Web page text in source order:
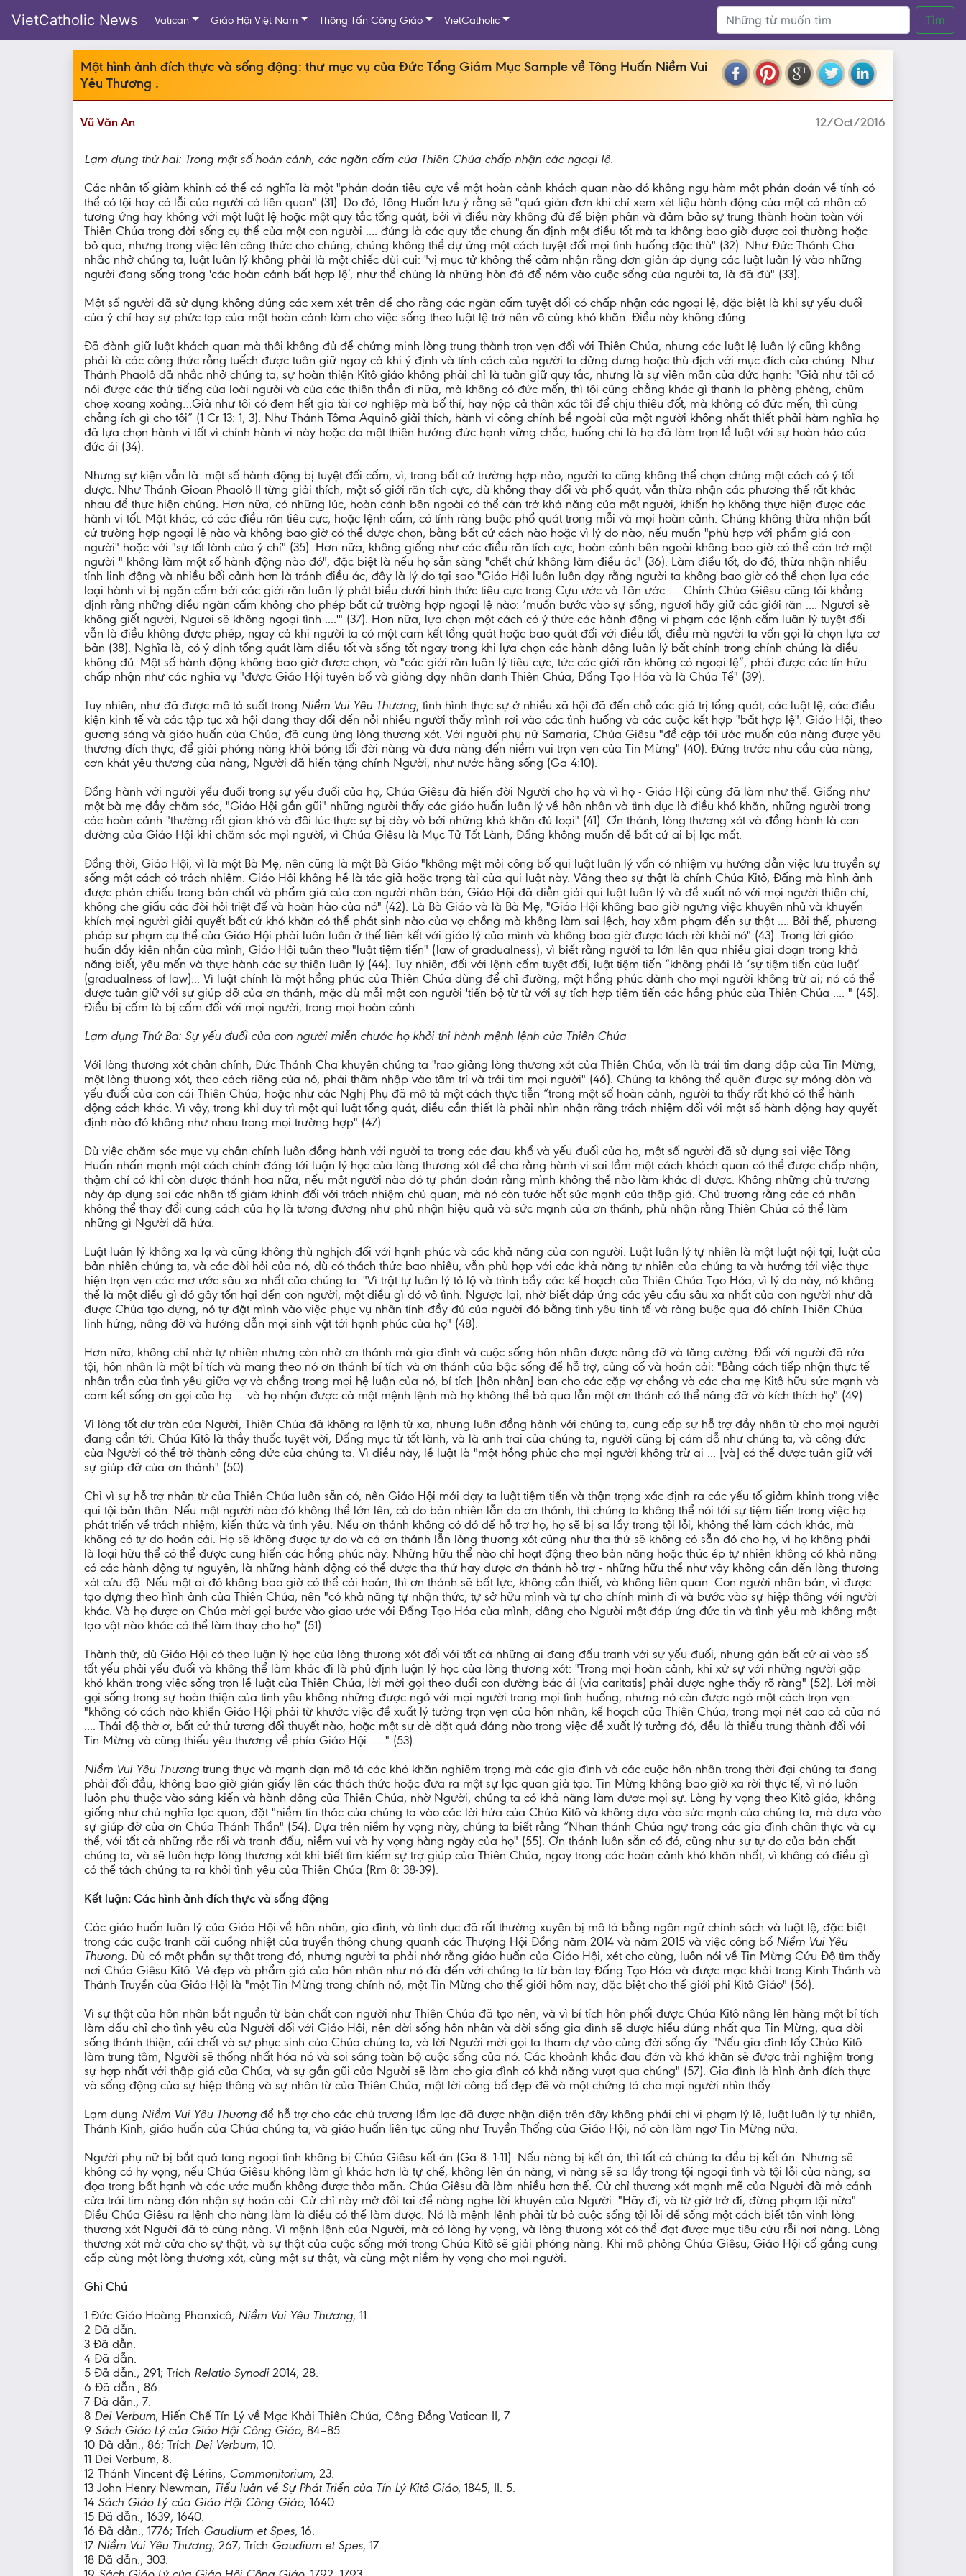
VietCatholic News Vatican Giáo Hội Việt Nam Thông Tấn Công Giáo VietCatholic Tìm
Một hình ảnh đích thực và sống động: thư mục vụ của Đức Tổng Giám Mục Sample về Tông Huấn Niềm Vui
Yêu Thương .
Vũ Văn An 12/Oct/2016
Lạm dụng thứ hai: Trong một số hoàn cảnh, các ngăn cấm của Thiên Chúa chấp nhận các ngoại lệ.
Các nhân tố giảm khinh có thể có nghĩa là một "phán đoán tiêu cực về một hoàn cảnh khách quan nào đó không ngụ hàm một phán đoán về tính có
thể có tội hay có lỗi của người có liên quan" (31). Do đó, Tông Huấn lưu ý rằng sẽ "quá giản đơn khi chỉ xem xét liệu hành động của một cá nhân có
tương ứng hay không với một luật lệ hoặc một quy tắc tổng quát, bởi vì điều này không đủ để biện phân và đảm bảo sự trung thành hoàn toàn với
Thiên Chúa trong đời sống cụ thể của một con người .... đúng là các quy tắc chung ấn định một điều tốt mà ta không bao giờ được coi thường hoặc
bỏ qua, nhưng trong việc lên công thức cho chúng, chúng không thể dự ứng một cách tuyệt đối mọi tình huống đặc thù" (32). Như Đức Thánh Cha
nhắc nhở chúng ta, luật luân lý không phải là một chiếc dùi cui: "vị mục tử không thể cảm nhận rằng đơn giản áp dụng các luật luân lý vào những
người đang sống trong 'các hoàn cảnh bất hợp lệ’, như thể chúng là những hòn đá để ném vào cuộc sống của người ta, là đã đủ" (33).
Một số người đã sử dụng không đúng các xem xét trên để cho rằng các ngăn cấm tuyệt đối có chấp nhận các ngoại lệ, đặc biệt là khi sự yếu đuối
của ý chí hay sự phức tạp của một hoàn cảnh làm cho việc sống theo luật lệ trở nên vô cùng khó khăn. Điều này không đúng.
Đã đành giữ luật khách quan mà thôi không đủ để chứng minh lòng trung thành trọn vẹn đối với Thiên Chúa, nhưng các luật lệ luân lý cũng không
phải là các công thức rỗng tuếch được tuân giữ ngay cả khi ý định và tính cách của người ta dửng dưng hoặc thù địch với mục đích của chúng. Như
Thánh Phaolô đã nhắc nhở chúng ta, sự hoàn thiện Kitô giáo không phải chỉ là tuân giữ quy tắc, nhưng là sự viên mãn của đức hạnh: "Giả như tôi có
nói được các thứ tiếng của loài người và của các thiên thần đi nữa, mà không có đức mến, thì tôi cũng chẳng khác gì thanh la phèng phèng, chũm
choẹ xoang xoảng…Giả như tôi có đem hết gia tài cơ nghiệp mà bố thí, hay nộp cả thân xác tôi để chịu thiêu đốt, mà không có đức mến, thì cũng
chẳng ích gì cho tôi” (1 Cr 13: 1, 3). Như Thánh Tôma Aquinô giải thích, hành vi công chính bề ngoài của một người không nhất thiết phải hàm nghĩa họ
đã lựa chọn hành vi tốt vì chính hành vi này hoặc do một thiên hướng đức hạnh vững chắc, huống chi là họ đã làm trọn lề luật với sự hoàn hảo của
đức ái (34).
Nhưng sự kiện vẫn là: một số hành động bị tuyệt đối cấm, vì, trong bất cứ trường hợp nào, người ta cũng không thể chọn chúng một cách có ý tốt
được. Như Thánh Gioan Phaolô II từng giải thích, một số giới răn tích cực, dù không thay đổi và phổ quát, vẫn thừa nhận các phương thế rất khác
nhau để thực hiện chúng. Hơn nữa, có những lúc, hoàn cảnh bên ngoài có thể cản trở khả năng của một người, khiến họ không thực hiện được các
hành vi tốt. Mặt khác, có các điều răn tiêu cực, hoặc lệnh cấm, có tính ràng buộc phổ quát trong mỗi và mọi hoàn cảnh. Chúng không thừa nhận bất
cứ trường hợp ngoại lệ nào và không bao giờ có thể được chọn, bằng bất cứ cách nào hoặc vì lý do nào, nếu muốn "phù hợp với phẩm giá con
người" hoặc với "sự tốt lành của ý chí" (35). Hơn nữa, không giống như các điều răn tích cực, hoàn cảnh bên ngoài không bao giờ có thể cản trở một
người " không làm một số hành động nào đó", đặc biệt là nếu họ sẵn sàng "chết chứ không làm điều ác" (36). Làm điều tốt, do đó, thừa nhận nhiều
tính linh động và nhiều bối cảnh hơn là tránh điều ác, đây là lý do tại sao "Giáo Hội luôn luôn dạy rằng người ta không bao giờ có thể chọn lựa các
loại hành vi bị ngăn cấm bởi các giới răn luân lý phát biểu dưới hình thức tiêu cực trong Cựu ước và Tân ước .... Chính Chúa Giêsu cũng tái khẳng
định rằng những điều ngăn cấm không cho phép bất cứ trường hợp ngoại lệ nào: ‘muốn bước vào sự sống, ngươi hãy giữ các giới răn .... Ngươi sẽ
không giết người, Ngươi sẽ không ngoại tình ....'" (37). Hơn nữa, lựa chọn một cách có ý thức các hành động vi phạm các lệnh cấm luân lý tuyệt đối
vẫn là điều không được phép, ngay cả khi người ta có một cam kết tổng quát hoặc bao quát đối với điều tốt, điều mà người ta vốn gọi là chọn lựa cơ
bản (38). Nghĩa là, có ý định tổng quát làm điều tốt và sống tốt ngay trong khi lựa chọn các hành động luân lý bất chính trong chính chúng là điều
không đủ. Một số hành động không bao giờ được chọn, và "các giới răn luân lý tiêu cực, tức các giới răn không có ngoại lệ”, phải được các tín hữu
chấp nhận như các nghĩa vụ "được Giáo Hội tuyên bố và giảng dạy nhân danh Thiên Chúa, Đấng Tạo Hóa và là Chúa Tể" (39).
Tuy nhiên, như đã được mô tả suốt trong Niềm Vui Yêu Thương, tình hình thực sự ở nhiều xã hội đã đến chỗ các giá trị tổng quát, các luật lệ, các điều
kiện kinh tế và các tập tục xã hội đang thay đổi đến nỗi nhiều người thấy mình rơi vào các tình huống và các cuộc kết hợp "bất hợp lệ". Giáo Hội, theo
gương sáng và giáo huấn của Chúa, đã cung ứng lòng thương xót. Với người phụ nữ Samaria, Chúa Giêsu "đề cập tới ước muốn của nàng được yêu
thương đích thực, để giải phóng nàng khỏi bóng tối đời nàng và đưa nàng đến niềm vui trọn vẹn của Tin Mừng" (40). Đứng trước nhu cầu của nàng,
cơn khát yêu thương của nàng, Người đã hiến tặng chính Người, như nước hằng sống (Ga 4:10).
Đồng hành với người yếu đuối trong sự yếu đuối của họ, Chúa Giêsu đã hiến đời Người cho họ và vì họ - Giáo Hội cũng đã làm như thế. Giống như
một bà mẹ đầy chăm sóc, "Giáo Hội gần gũi" những người thấy các giáo huấn luân lý về hôn nhân và tình dục là điều khó khăn, những người trong
các hoàn cảnh "thường rất gian khó và đôi lúc thực sự bị dày vò bởi những khó khăn đủ loại" (41). Ơn thánh, lòng thương xót và đồng hành là con
đường của Giáo Hội khi chăm sóc mọi người, vì Chúa Giêsu là Mục Tử Tốt Lành, Đấng không muốn để bất cứ ai bị lạc mất.
Đồng thời, Giáo Hội, vì là một Bà Mẹ, nên cũng là một Bà Giáo "không mệt mỏi công bố qui luật luân lý vốn có nhiệm vụ hướng dẫn việc lưu truyền sự
sống một cách có trách nhiệm. Giáo Hội không hề là tác giả hoặc trọng tài của qui luật này. Vâng theo sự thật là chính Chúa Kitô, Đấng mà hình ảnh
được phản chiếu trong bản chất và phẩm giá của con người nhân bản, Giáo Hội đã diễn giải qui luật luân lý và đề xuất nó với mọi người thiện chí,
không che giấu các đòi hỏi triệt để và hoàn hảo của nó" (42). Là Bà Giáo và là Bà Mẹ, "Giáo Hội không bao giờ ngưng việc khuyên nhủ và khuyến
khích mọi người giải quyết bất cứ khó khăn có thể phát sinh nào của vợ chồng mà không làm sai lệch, hay xâm phạm đến sự thật .... Bởi thế, phương
pháp sư phạm cụ thể của Giáo Hội phải luôn luôn ở thế liên kết với giáo lý của mình và không bao giờ được tách rời khỏi nó" (43). Trong lời giáo
huấn đầy kiên nhẫn của mình, Giáo Hội tuân theo "luật tiệm tiến" (law of gradualness), vì biết rằng người ta lớn lên qua nhiều giai đoạn trong khả
năng biết, yêu mến và thực hành các sự thiện luân lý (44). Tuy nhiên, đối với lệnh cấm tuyệt đối, luật tiệm tiến “không phải là ‘sự tiệm tiến của luật’
(gradualness of law)... Vì luật chính là một hồng phúc của Thiên Chúa dùng để chỉ đường, một hồng phúc dành cho mọi người không trừ ai; nó có thể
được tuân giữ với sự giúp đỡ của ơn thánh, mặc dù mỗi một con người 'tiến bộ từ từ với sự tích hợp tiệm tiến các hồng phúc của Thiên Chúa .... " (45).
Điều bị cấm là bị cấm đối với mọi người, trong mọi hoàn cảnh.
Lạm dụng Thứ Ba: Sự yếu đuối của con người miễn chước họ khỏi thi hành mệnh lệnh của Thiên Chúa
Với lòng thương xót chân chính, Đức Thánh Cha khuyên chúng ta "rao giảng lòng thương xót của Thiên Chúa, vốn là trái tim đang đập của Tin Mừng,
một lòng thương xót, theo cách riêng của nó, phải thâm nhập vào tâm trí và trái tim mọi người" (46). Chúng ta không thể quên được sự mỏng dòn và
yếu đuối của con cái Thiên Chúa, hoặc như các Nghị Phụ đã mô tả một cách thực tiễn “trong một số hoàn cảnh, người ta thấy rất khó có thể hành
động cách khác. Vì vậy, trong khi duy trì một qui luật tổng quát, điều cần thiết là phải nhìn nhận rằng trách nhiệm đối với một số hành động hay quyết
định nào đó không như nhau trong mọi trường hợp" (47).
Dù việc chăm sóc mục vụ chân chính luôn đồng hành với người ta trong các đau khổ và yếu đuối của họ, một số người đã sử dụng sai việc Tông
Huấn nhấn mạnh một cách chính đáng tới luận lý học của lòng thương xót để cho rằng hành vi sai lầm một cách khách quan có thể được chấp nhận,
thậm chí có khi còn được thánh hoa nữa, nếu một người nào đó tự phán đoán rằng mình không thể nào làm khác đi được. Không những chủ trương
này áp dụng sai các nhân tố giảm khinh đối với trách nhiệm chủ quan, mà nó còn tước hết sức mạnh của thập giá. Chủ trương rằng các cá nhân
không thể thay đổi cung cách của họ là tương đương như phủ nhận hiệu quả và sức mạnh của ơn thánh, phủ nhận rằng Thiên Chúa có thể làm
những gì Người đã hứa.
Luật luân lý không xa lạ và cũng không thù nghịch đối với hạnh phúc và các khả năng của con người. Luật luân lý tự nhiên là một luật nội tại, luật của
bản nhiên chúng ta, và các đòi hỏi của nó, dù có thách thức bao nhiêu, vẫn phù hợp với các khả năng tự nhiên của chúng ta và hướng tới việc thực
hiện trọn vẹn các mơ ước sâu xa nhất của chúng ta: "Vì trật tự luân lý tỏ lộ và trình bầy các kế hoạch của Thiên Chúa Tạo Hóa, vì lý do này, nó không
thể là một điều gì đó gây tổn hại đến con người, một điều gì đó vô tình. Ngược lại, nhờ biết đáp ứng các yêu cầu sâu xa nhất của con người như đã
được Chúa tạo dựng, nó tự đặt mình vào việc phục vụ nhân tính đầy đủ của người đó bằng tình yêu tinh tế và ràng buộc qua đó chính Thiên Chúa
linh hứng, nâng đỡ và hướng dẫn mọi sinh vật tới hạnh phúc của họ" (48).
Hơn nữa, không chỉ nhờ tự nhiên nhưng còn nhờ ơn thánh mà gia đình và cuộc sống hôn nhân được nâng đỡ và tăng cường. Đối với người đã rửa
tội, hôn nhân là một bí tích và mang theo nó ơn thánh bí tích và ơn thánh của bậc sống để hỗ trợ, củng cố và hoán cải: "Bằng cách tiếp nhận thực tế
nhân trần của tình yêu giữa vợ và chồng trong mọi hệ luận của nó, bí tích [hôn nhân] ban cho các cặp vợ chồng và các cha mẹ Kitô hữu sức mạnh và
cam kết sống ơn gọi của họ ... và họ nhận được cả một mệnh lệnh mà họ không thể bỏ qua lẫn một ơn thánh có thể nâng đỡ và kích thích họ" (49).
Vì lòng tốt dư tràn của Người, Thiên Chúa đã không ra lệnh từ xa, nhưng luôn đồng hành với chúng ta, cung cấp sự hỗ trợ đầy nhân từ cho mọi người
đang cần tới. Chúa Kitô là thầy thuốc tuyệt vời, Đấng mục tử tốt lành, và là anh trai của chúng ta, người cũng bị cám dỗ như chúng ta, và công đức
của Người có thể trở thành công đức của chúng ta. Vì điều này, lề luật là "một hồng phúc cho mọi người không trừ ai ... [và] có thể được tuân giữ với
sự giúp đỡ của ơn thánh" (50).
Chỉ vì sự hỗ trợ nhân từ của Thiên Chúa luôn sẵn có, nên Giáo Hội mới dạy ta luật tiệm tiến và thận trọng xác định ra các yếu tố giảm khinh trong việc
qui tội bản thân. Nếu một người nào đó không thể lớn lên, cả do bản nhiên lẫn do ơn thánh, thì chúng ta không thể nói tới sự tiệm tiến trong việc họ
phát triển về trách nhiệm, kiến thức và tình yêu. Nếu ơn thánh không có đó để hỗ trợ họ, họ sẽ bị sa lầy trong tội lỗi, không thể làm cách khác, mà
không có tự do hoán cải. Họ sẽ không được tự do và cả ơn thánh lẫn lòng thương xót cũng như tha thứ sẽ không có sẵn đó cho họ, vì họ không phải
là loại hữu thể có thể được cung hiến các hồng phúc này. Những hữu thể nào chỉ hoạt động theo bản năng hoặc thúc ép tự nhiên không có khả năng
có các hành động tự nguyện, là những hành động có thể được tha thứ hay được ơn thánh hỗ trợ - những hữu thể như vậy không cần đến lòng thương
xót cứu độ. Nếu một ai đó không bao giờ có thể cải hoán, thì ơn thánh sẽ bất lực, không cần thiết, và không liên quan. Con người nhân bản, vì được
tạo dựng theo hình ảnh của Thiên Chúa, nên "có khả năng tự nhận thức, tự sở hữu mình và tự cho chính mình đi và bước vào sự hiệp thông với người
khác. Và họ được ơn Chúa mời gọi bước vào giao ước với Đấng Tạo Hóa của mình, dâng cho Người một đáp ứng đức tin và tình yêu mà không một
tạo vật nào khác có thể làm thay cho họ" (51).
Thành thử, dù Giáo Hội có theo luận lý học của lòng thương xót đối với tất cả những ai đang đấu tranh với sự yếu đuối, nhưng gán bất cứ ai vào số
tất yếu phải yếu đuối và không thể làm khác đi là phủ định luận lý học của lòng thương xót: "Trong mọi hoàn cảnh, khi xử sự với những người gặp
khó khăn trong việc sống trọn lề luật của Thiên Chúa, lời mời gọi theo đuổi con đường bác ái (via caritatis) phải được nghe thấy rõ ràng" (52). Lời mời
gọi sống trong sự hoàn thiện của tình yêu không những được ngỏ với mọi người trong mọi tình huống, nhưng nó còn được ngỏ một cách trọn vẹn:
"không có cách nào khiến Giáo Hội phải từ khước việc đề xuất lý tưởng trọn vẹn của hôn nhân, kế hoạch của Thiên Chúa, trong mọi nét cao cả của nó
.... Thái độ thờ ơ, bất cứ thứ tương đối thuyết nào, hoặc một sự dè dặt quá đáng nào trong việc đề xuất lý tưởng đó, đều là thiếu trung thành đối với
Tin Mừng và cũng thiếu yêu thương về phía Giáo Hội .... " (53).
Niềm Vui Yêu Thương trung thực và mạnh dạn mô tả các khó khăn nghiêm trọng mà các gia đình và các cuộc hôn nhân trong thời đại chúng ta đang
phải đối đầu, không bao giờ gián giấy lên các thách thức hoặc đưa ra một sự lạc quan giả tạo. Tin Mừng không bao giờ xa rời thực tế, vì nó luôn
luôn phụ thuộc vào sáng kiến và hành động của Thiên Chúa, nhờ Người, chúng ta có khả năng làm được mọi sự. Lòng hy vọng theo Kitô giáo, không
giống như chủ nghĩa lạc quan, đặt "niềm tín thác của chúng ta vào các lời hứa của Chúa Kitô và không dựa vào sức mạnh của chúng ta, mà dựa vào
sự giúp đỡ của ơn Chúa Thánh Thần" (54). Dựa trên niềm hy vọng này, chúng ta biết rằng “Nhan thánh Chúa ngự trong các gia đình chân thực và cụ
thể, với tất cả những rắc rối và tranh đấu, niềm vui và hy vọng hàng ngày của họ" (55). Ơn thánh luôn sẵn có đó, cũng như sự tự do của bản chất
chúng ta, và sẽ luôn hợp lòng thương xót khi biết tìm kiếm sự trợ giúp của Thiên Chúa, ngay trong các hoàn cảnh khó khăn nhất, vì không có điều gì
có thể tách chúng ta ra khỏi tình yêu của Thiên Chúa (Rm 8: 38-39).
Kết luận: Các hình ảnh đích thực và sống động
Các giáo huấn luân lý của Giáo Hội về hôn nhân, gia đình, và tình dục đã rất thường xuyên bị mô tả bằng ngôn ngữ chính sách và luật lệ, đặc biệt
trong các cuộc tranh cãi cuồng nhiệt của truyền thông chung quanh các Thượng Hội Đồng năm 2014 và năm 2015 và việc công bố Niềm Vui Yêu
Thương. Dù có một phần sự thật trong đó, nhưng người ta phải nhớ rằng giáo huấn của Giáo Hội, xét cho cùng, luôn nói về Tin Mừng Cứu Độ tìm thấy
nơi Chúa Giêsu Kitô. Vẻ đẹp và phẩm giá của hôn nhân như nó đã đến với chúng ta từ bàn tay Đấng Tạo Hóa và được mạc khải trong Kinh Thánh và
Thánh Truyền của Giáo Hội là "một Tin Mừng trong chính nó, một Tin Mừng cho thế giới hôm nay, đặc biệt cho thế giới phi Kitô Giáo" (56).
Vì sự thật của hôn nhân bắt nguồn từ bản chất con người như Thiên Chúa đã tạo nên, và vì bí tích hôn phối được Chúa Kitô nâng lên hàng một bí tích
làm dấu chỉ cho tình yêu của Người đối với Giáo Hội, nên đời sống hôn nhân và đời sống gia đình sẽ được hiểu đúng nhất qua Tin Mừng, qua đời
sống thánh thiện, cái chết và sự phục sinh của Chúa chúng ta, và lời Người mời gọi ta tham dự vào cùng đời sống ấy. "Nếu gia đình lấy Chúa Kitô
làm trung tâm, Người sẽ thống nhất hóa nó và soi sáng toàn bộ cuộc sống của nó. Các khoảnh khắc đau đớn và khó khăn sẽ được trải nghiệm trong
sự hợp nhất với thập giá của Chúa, và sự gần gũi của Người sẽ làm cho gia đình có khả năng vượt qua chúng" (57). Gia đình là hình ảnh đích thực
và sống động của sự hiệp thông và sự nhân từ của Thiên Chúa, một lời công bố đẹp đẽ và một chứng tá cho mọi người nhìn thấy.
Lạm dụng Niềm Vui Yêu Thương để hỗ trợ cho các chủ trương lầm lạc đã được nhận diện trên đây không phải chỉ vi phạm lý lẽ, luật luân lý tự nhiên,
Thánh Kinh, giáo huấn của Chúa chúng ta, và giáo huấn liên tục cũng như Truyền Thống của Giáo Hội, nó còn làm ngơ Tin Mừng nữa.
Người phụ nữ bị bắt quả tang ngoại tình không bị Chúa Giêsu kết án (Ga 8: 1-11). Nếu nàng bị kết án, thì tất cả chúng ta đều bị kết án. Nhưng sẽ
không có hy vọng, nếu Chúa Giêsu không làm gì khác hơn là tự chế, không lên án nàng, vì nàng sẽ sa lầy trong tội ngoại tình và tội lỗi của nàng, sa
đọa trong bất hạnh và các ước muốn không được thỏa mãn. Chúa Giêsu đã làm nhiều hơn thế. Cử chỉ thương xót mạnh mẽ của Người đã mở cánh
cửa trái tim nàng đón nhận sự hoán cải. Cử chỉ này mở đôi tai để nàng nghe lời khuyên của Người: "Hãy đi, và từ giờ trở đi, đừng phạm tội nữa".
Điều Chúa Giêsu ra lệnh cho nàng làm là điều có thể làm được. Nó là mệnh lệnh phải từ bỏ cuộc sống tội lỗi để sống một cách biết tôn vinh lòng
thương xót Người đã tỏ cùng nàng. Vì mệnh lệnh của Người, mà có lòng hy vọng, và lòng thương xót có thể đạt được mục tiêu cứu rỗi nơi nàng. Lòng
thương xót mở cửa cho sự thật, và sự thật của cuộc sống mới trong Chúa Kitô sẽ giải phóng nàng. Khi mô phỏng Chúa Giêsu, Giáo Hội cố gắng cung
cấp cùng một lòng thương xót, cùng một sự thật, và cùng một niềm hy vọng cho mọi người.
Ghi Chú
1 Đức Giáo Hoàng Phanxicô, Niềm Vui Yêu Thương, 11.
2 Đã dẫn.
3 Đã dẫn.
4 Đã dẫn.
5 Đã dẫn., 291; Trích Relatio Synodi 2014, 28.
6 Đã dẫn., 86.
7 Đã dẫn., 7.
8 Dei Verbum, Hiến Chế Tín Lý về Mạc Khải Thiên Chúa, Công Đồng Vatican II, 7
9 Sách Giáo Lý của Giáo Hội Công Giáo, 84–85.
10 Đã dẫn., 86; Trích Dei Verbum, 10.
11 Dei Verbum, 8.
12 Thánh Vincent đệ Lérins, Commonitorium, 23.
13 John Henry Newman, Tiểu luận về Sự Phát Triển của Tín Lý Kitô Giáo, 1845, II. 5.
14 Sách Giáo Lý của Giáo Hội Công Giáo, 1640.
15 Đã dẫn., 1639, 1640.
16 Đã dẫn., 1776; Trích Gaudium et Spes, 16.
17 Niềm Vui Yêu Thương, 267; Trích Gaudium et Spes, 17.
18 Đã dẫn., 303.